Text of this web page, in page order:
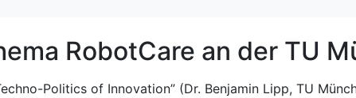
RobotCare an der TU
Politics of Innovation” (Dr. Benjamin Lipp, TU